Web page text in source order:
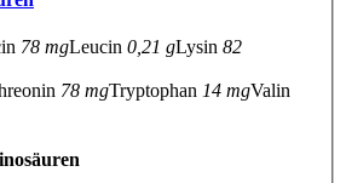
78 mgLeucin 0,21 gLysin 82
78 mgTryptophan 14 mgValin